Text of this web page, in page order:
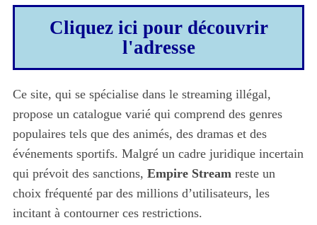
Cliquez ici pour découvrir
l'adresse
Ce site, qui se spécialise dans le streaming illégal,
propose un catalogue varié qui comprend des genres
populaires tels que des animés, des dramas et des
événements sportifs. Malgré un cadre juridique incertain
qui prévoit des sanctions, Empire Streamreste un
choix fréquenté par des millions d’utilisateurs, les
incitant à contourner ces restrictions.